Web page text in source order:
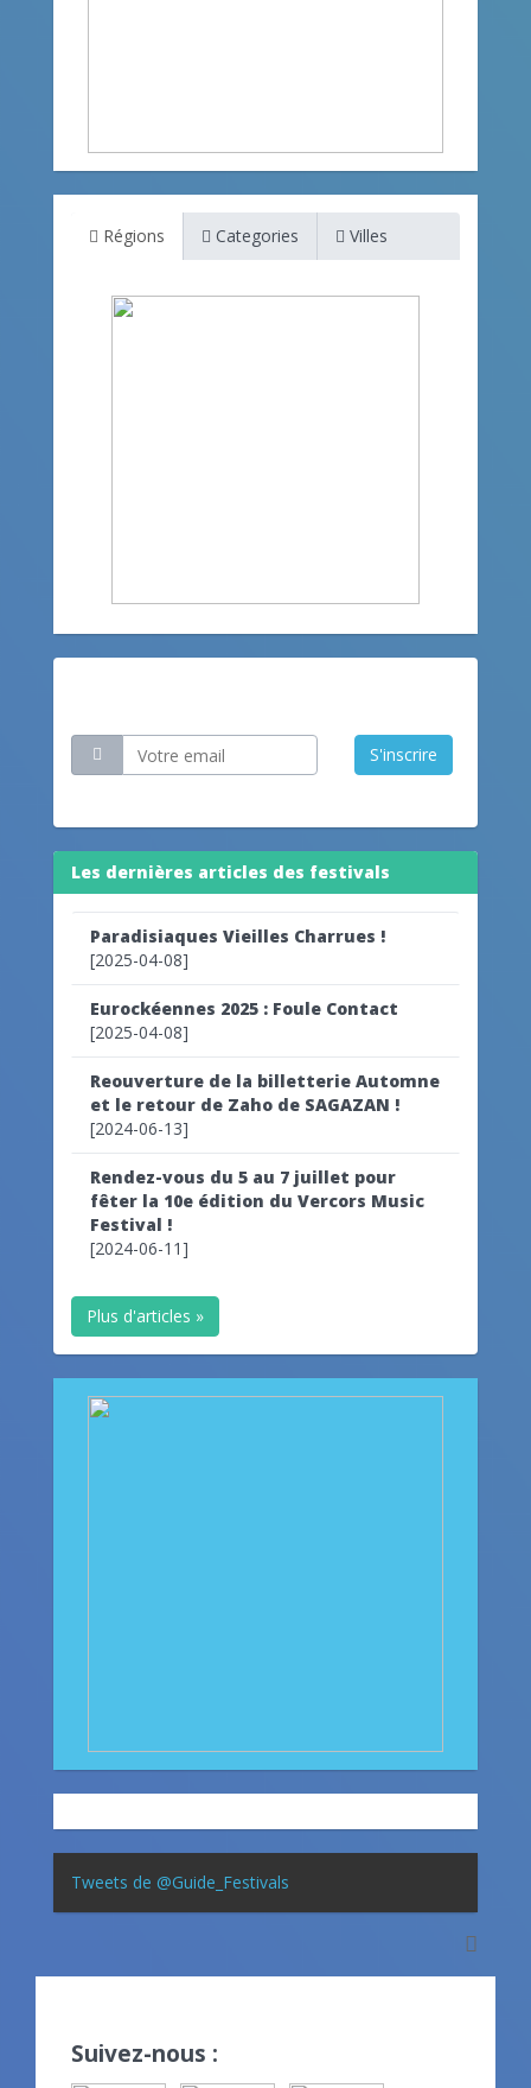
Régions Categories Villes
S'inscrire
Les dernières articles des festivals
Paradisiaques Vieilles Charrues !
[2025-04-08]
Eurockéennes 2025 : Foule Contact
[2025-04-08]
Reouverture de la billetterie Automne
et le retour de Zaho de SAGAZAN !
[2024-06-13]
Rendez-vous du 5 au 7 juillet pour
fêter la 10e édition du Vercors Music
Festival !
[2024-06-11]
Plus d'articles »
Tweets de @Guide_Festivals
Suivez-nous :